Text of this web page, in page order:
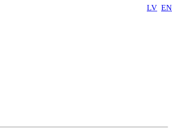
LV EN